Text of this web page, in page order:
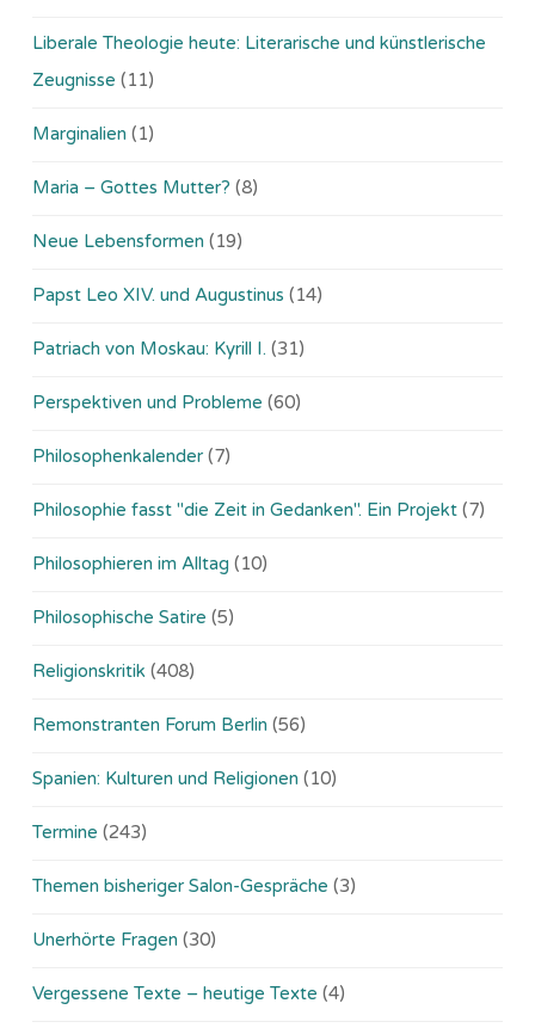
Liberale Theologie heute: Literarische und künstlerische
Zeugnisse (11)
Marginalien (1)
Maria – Gottes Mutter? (8)
Neue Lebensformen (19)
Papst Leo XIV. und Augustinus (14)
Patriach von Moskau: Kyrill I. (31)
Perspektiven und Probleme (60)
Philosophenkalender (7)
Philosophie fasst "die Zeit in Gedanken". Ein Projekt (7)
Philosophieren im Alltag (10)
Philosophische Satire (5)
Religionskritik (408)
Remonstranten Forum Berlin (56)
Spanien: Kulturen und Religionen (10)
Termine (243)
Themen bisheriger Salon-Gespräche (3)
Unerhörte Fragen (30)
Vergessene Texte – heutige Texte (4)